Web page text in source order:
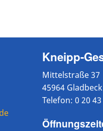
Kneipp-
Mittelstraße 37
45964 Gladbeck
Telefon: 0 20 43